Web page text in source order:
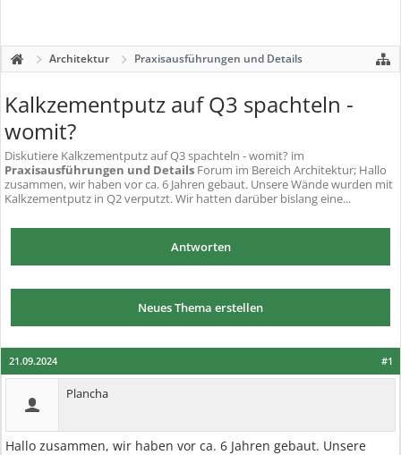
Architektur Praxisausführungen und Details
Kalkzementputz auf Q3 spachteln -
womit?
Diskutiere Kalkzementputz auf Q3 spachteln - womit? im
Praxisausführungen und Details Forum im Bereich Architektur; Hallo
zusammen, wir haben vor ca. 6 Jahren gebaut. Unsere Wände wurden mit
Kalkzementputz in Q2 verputzt. Wir hatten darüber bislang eine...
Antworten
Neues Thema erstellen
#1
21.09.2024
Plancha
Hallo zusammen, wir haben vor ca. 6 Jahren gebaut. Unsere